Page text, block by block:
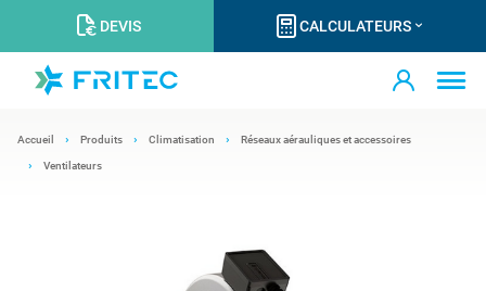
DEVIS CALCULATEURS
Accueil Produits Climatisation Réseaux aérauliques et accessoires
Ventilateurs